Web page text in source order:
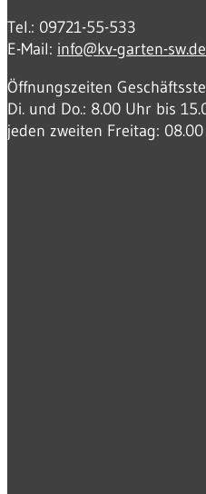
Tel.: 09721-55-533
E-Mail: info@kv-garten-sw.de
Öffnungszeiten
Di. und Do.: 8.00 Uhr bis
jeden zweiten Freitag: